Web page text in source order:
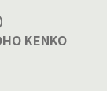
KENKO